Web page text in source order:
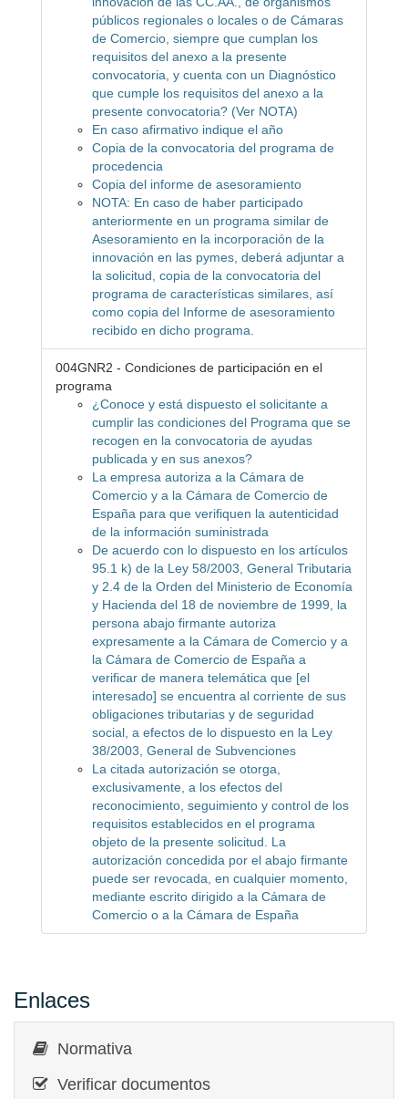
públicos regionales o locales o de Cámaras
de Comercio, siempre que cumplan los
requisitos del anexo a la presente
convocatoria, y cuenta con un Diagnóstico
que cumple los requisitos del anexo a la
presente convocatoria? (Ver NOTA)
En caso afirmativo indique el año
Copia de la convocatoria del programa de
procedencia
Copia del informe de asesoramiento
NOTA: En caso de haber participado
anteriormente en un programa similar de
Asesoramiento en la incorporación de la
innovación en las pymes, deberá adjuntar a
la solicitud, copia de la convocatoria del
programa de características similares, así
como copia del Informe de asesoramiento
recibido en dicho programa.
004GNR2 - Condiciones de participación en el
programa
¿Conoce y está dispuesto el solicitante a
cumplir las condiciones del Programa que se
recogen en la convocatoria de ayudas
publicada y en sus anexos?
La empresa autoriza a la Cámara de
Comercio y a la Cámara de Comercio de
España para que verifiquen la autenticidad
de la información suministrada
De acuerdo con lo dispuesto en los artículos
95.1 k) de la Ley 58/2003, General Tributaria
y 2.4 de la Orden del Ministerio de Economía
y Hacienda del 18 de noviembre de 1999, la
persona abajo firmante autoriza
expresamente a la Cámara de Comercio y a
la Cámara de Comercio de España a
verificar de manera telemática que [el
interesado] se encuentra al corriente de sus
obligaciones tributarias y de seguridad
social, a efectos de lo dispuesto en la Ley
38/2003, General de Subvenciones
La citada autorización se otorga,
exclusivamente, a los efectos del
reconocimiento, seguimiento y control de los
requisitos establecidos en el programa
objeto de la presente solicitud. La
autorización concedida por el abajo firmante
puede ser revocada, en cualquier momento,
mediante escrito dirigido a la Cámara de
Comercio o a la Cámara de España
Enlaces
Normativa
Verificar documentos